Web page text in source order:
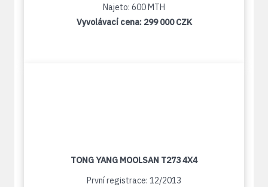
Najeto: 600 MTH
Vyvolávací cena: 299 000 CZK
TONG YANG MOOLSAN T273 4X4
První registrace: 12/2013